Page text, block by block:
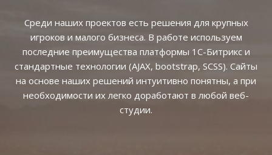
Среди наших проектов есть решения для крупных
игроков и малого бизнеса. В работе используем
последние преимущества платформы 1С-Битрикс и
стандартные технологии (AJAX, bootstrap, SCSS). Сайты
на основе наших решений интуитивно понятны, а при
необходимости их легко доработают в любой веб-
студии.